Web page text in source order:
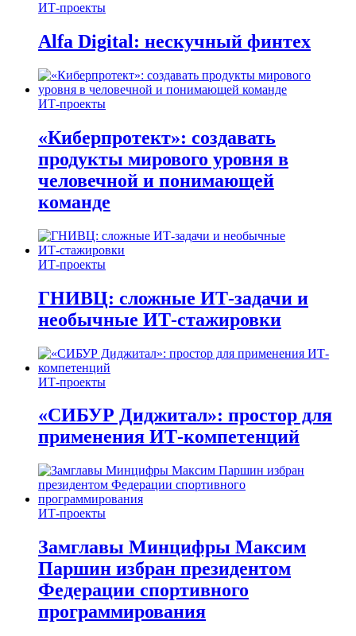
ИТ-проекты
Alfa Digital: нескучный финтех
ИТ-проекты
«Киберпротект»: создавать
продукты мирового уровня в
человечной и понимающей
команде
ИТ-проекты
ГНИВЦ: сложные ИТ‑задачи и
необычные ИТ‑стажировки
ИТ-проекты
«СИБУР Диджитал»: простор для
применения ИТ-компетенций
ИТ-проекты
Замглавы Минцифры Максим
Паршин избран президентом
Федерации спортивного
программирования